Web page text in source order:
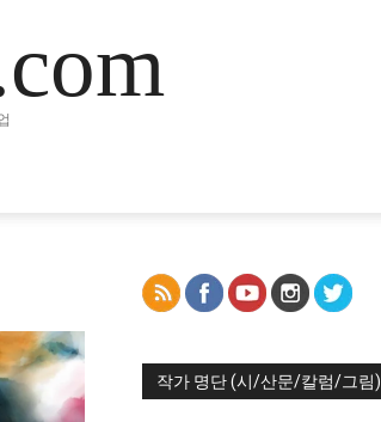
작가 명단 (시/산문/칼럼/그림)